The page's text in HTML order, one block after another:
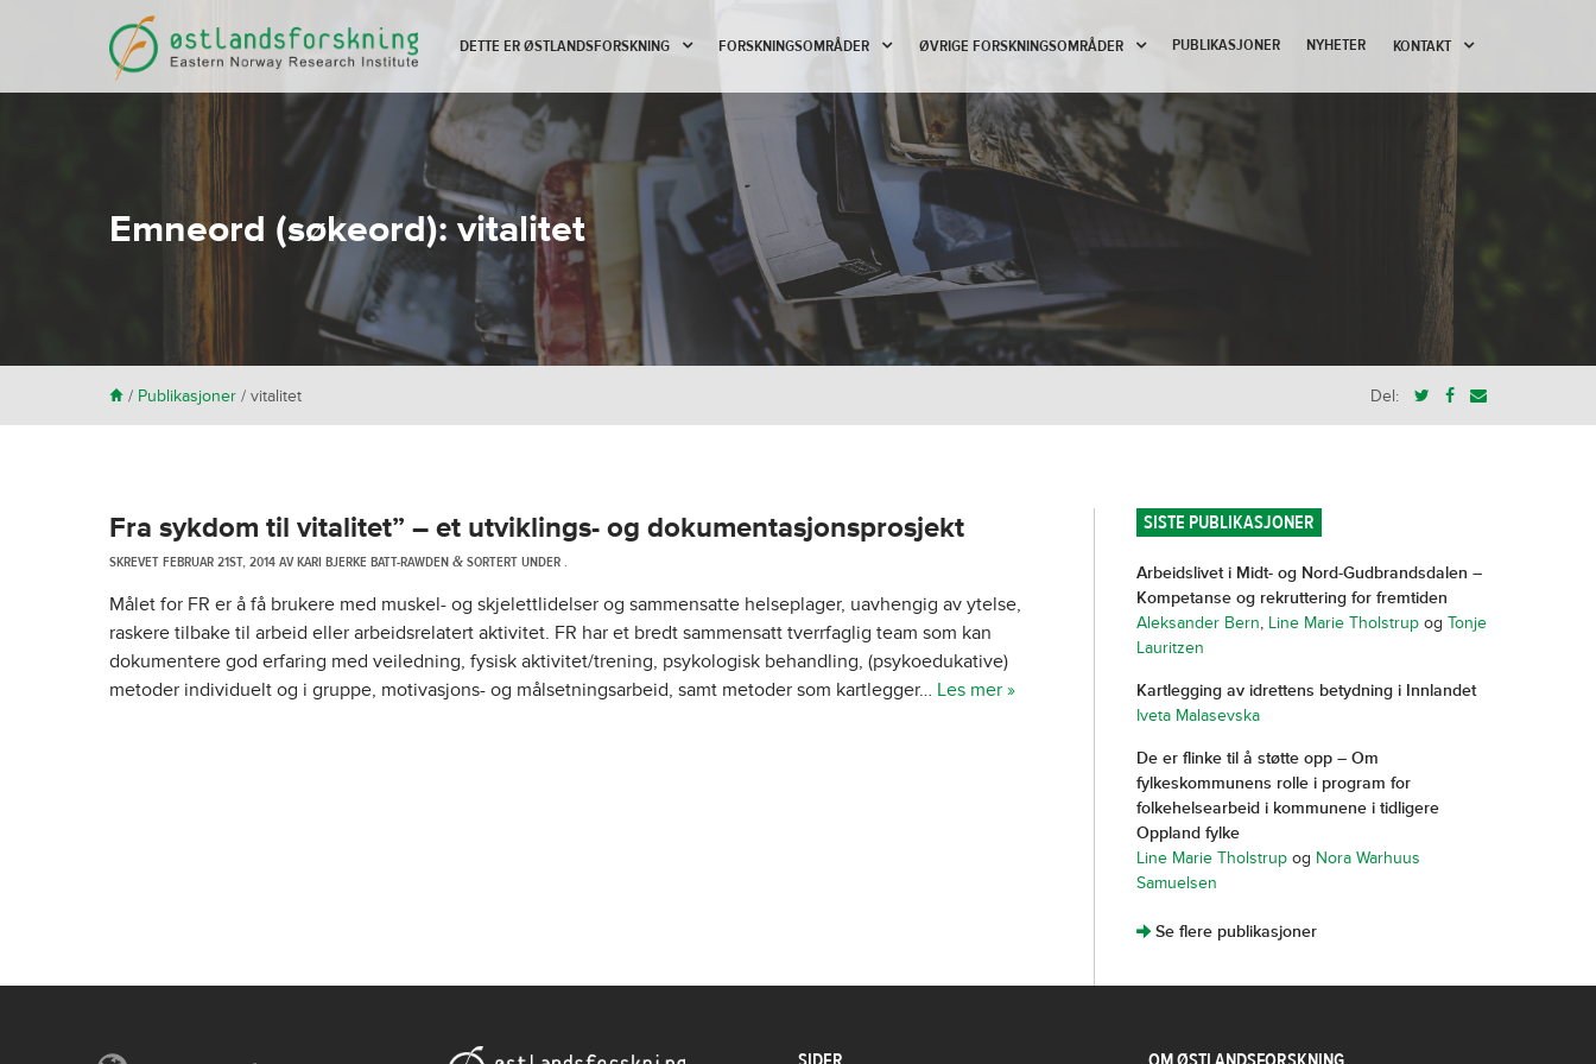
DETTE ER ØSTLANDSFORSKNING FORSKNINGSOMRÅDER ØVRIGE FORSKNINGSOMRÅDER PUBLIKASJONER NYHETER KONTAKT
Emneord (søkeord):vitalitet
H / Publikasjoner / vitalitet Del:
Fra sykdom til vitalitet” – et utviklings- og dokumentasjonsprosjekt
SKREVETFEBRUAR 21ST, 2014AVKARI BJERKE BATT-RAWDEN & SORTERT UNDER .
Målet for FR er å få brukere med muskel- og skjelettlidelser og sammensatte helseplager, uavhengig av ytelse,
raskere tilbake til arbeid eller arbeidsrelatert aktivitet. FR har et bredt sammensatt tverrfaglig team som kan
dokumentere god erfaring med veiledning, fysisk aktivitet/trening, psykologisk behandling, (psykoedukative)
metoder individuelt og i gruppe, motivasjons- og målsetningsarbeid, samt metoder som kartlegger… Les mer »
SISTE PUBLIKASJONER
Arbeidslivet i Midt- og Nord-Gudbrandsdalen –
Kompetanse og rekruttering for fremtiden
Aleksander Bern, Line Marie Tholstrupog Tonje
Lauritzen
Kartlegging av idrettens betydning i Innlandet
Iveta Malasevska
De er flinke til å støtte opp – Om
fylkeskommunens rolle i program for
folkehelsearbeid i kommunene i tidligere
Oppland fylke
Line Marie Tholstrupog Nora Warhuus
Samuelsen
]Se flere publikasjoner